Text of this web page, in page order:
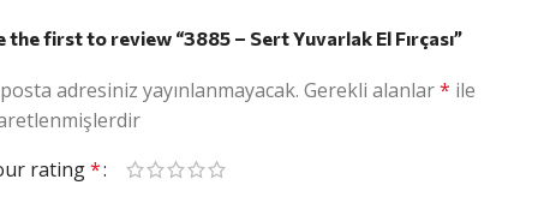
the first to review “3885 – Sert Yuvarlak El Fırçası”
adresiniz yayınlanmayacak. Gerekli alanlar* ile
rating*